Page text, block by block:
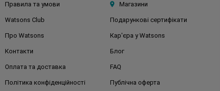
Правила та умови Магазини
Watsons Club Подарункові сертифікати
Про Watsons Кар'єра у Watsons
Контакти Блог
Оплата та доставка FAQ
Політика конфіденційності Публічна оферта